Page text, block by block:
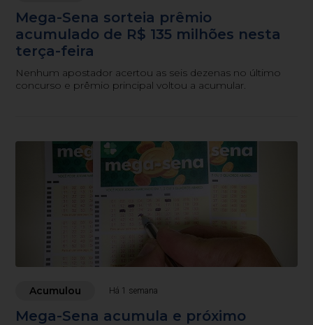
Mega-Sena sorteia prêmio
acumulado de R$ 135 milhões nesta
terça-feira
Nenhum apostador acertou as seis dezenas no último
concurso e prêmio principal voltou a acumular.
Acumulou Há 1 semana
Mega-Sena acumula e próximo